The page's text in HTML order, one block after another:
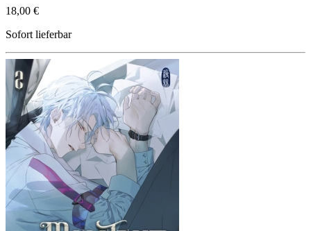
18,00 €
Sofort lieferbar